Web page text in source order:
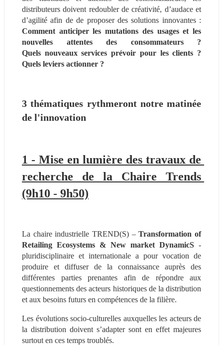
distributeurs doivent redoubler de créativité, d’audace et
Comment anticiper les mutations des usages et les
nouvelles attentes des consommateurs ?
Quels nouveaux services prévoir pour les clients ?
Quels leviers actionner ?
3 thématiques rythmeront notre matinée
de l'innovation
1 - Mise en lumière des travaux de
recherche de la Chaire Trends
(9h10 - 9h50)
La chaire industrielle TREND(S) – Transformation of
Retailing Ecosystems & New market DynamicS -
pluridisciplinaire et internationale a pour vocation de
produire et diffuser de la connaissance auprès des
différentes parties prenantes afin de répondre aux
questionnements des acteurs historiques de la distribution
et aux besoins futurs en compétences de la filière.
Les évolutions socio-culturelles auxquelles les acteurs de
la distribution doivent s’adapter sont en effet majeures
surtout en ces temps troublés.